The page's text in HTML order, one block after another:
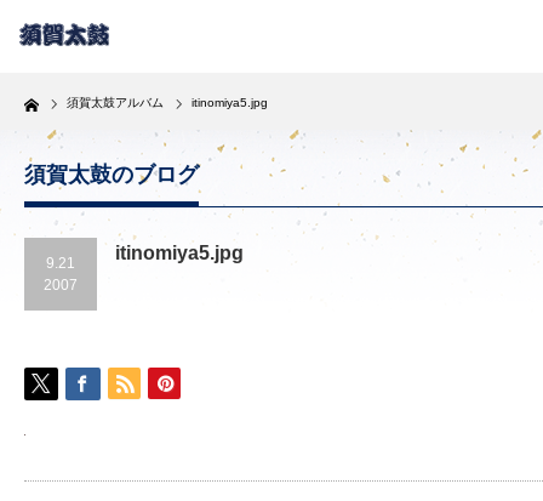
Home 須賀太鼓アルバム itinomiya5.jpg
須賀太鼓のブログ
9.21
2007
itinomiya5.jpg